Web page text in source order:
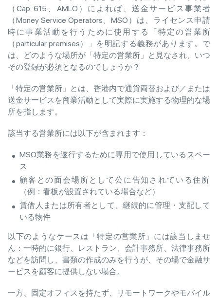
（Cap. 615、AMLO）によれば、送金サービス事業者
（Money Service Operators、MSO）は、ライセンス申請
時に事業活動を行うために使用する「特定の営業所
（particular premises）」を明記する義務があります。で
は、どのような場所が「特定の営業所」と見なされ、いつ
その登録が必須となるのでしょうか？
「特定の営業所」とは、香港内で通貨両替および／または
送金サービスを商業活動として実際に実施する物理的な場
所を指します。
該当する営業所には以下が含まれます：
MSO業務を遂行するために専用で使用しているスペー
ス
顧客との面会場所として公に告知されている住所
（例：看板が設置されている場合など）
賃借人または所有者として、継続的に管理・支配して
いる物件
以下のようなケースは「特定の営業所」には該当しませ
ん：一時的に銀行、レストラン、会計事務所、法律事務所
などを訪問し、書類の作成のみを行うが、その場で金融サ
ービスを顧客に提供しない場合。
一方、固定オフィスを持たず、リモートワークやモバイル